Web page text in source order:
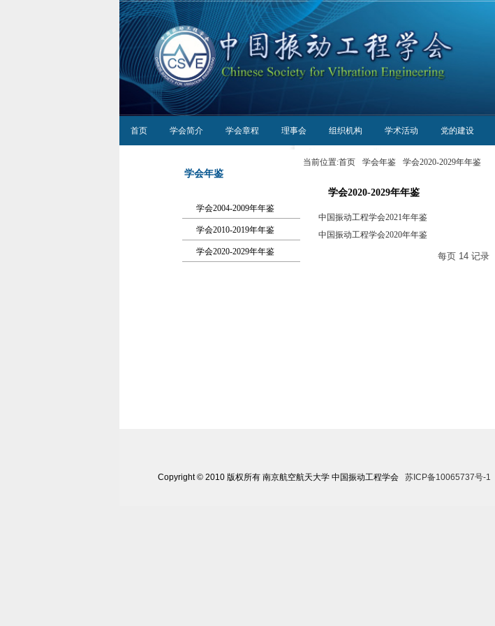
首页 学会简介 学会章程 理事会 组织机构 学术活动 党的建设
学会年鉴
学会2004-2009年年鉴
学会2010-2019年年鉴
学会2020-2029年年鉴
当前位置:首页 学会年鉴 学会2020-2029年年鉴
学会2020-2029年年鉴
中国振动工程学会2021年年鉴
中国振动工程学会2020年年鉴
每页 14 记录
Copyright © 2010 版权所有 南京航空航天大学 中国振动工程学会 苏ICP备10065737号-1